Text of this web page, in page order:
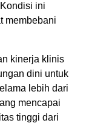
ini
membebani
kinerja klinis
dini untuk
lebih dari
mencapai
tinggi dari